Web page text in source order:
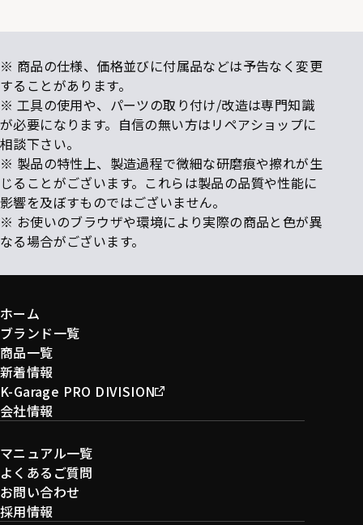
※ 商品の仕様、価格並びに付属品などは予告なく変更
することがあります。
※ 工具の使用や、パーツの取り付け/改造は専門知識
が必要になります。自信の無い方はリペアショップに
相談下さい。
※ 製品の特性上、製造過程で微細な研磨痕や擦れが生
じることがございます。これらは製品の品質や性能に
影響を及ぼすものではございません。
※ お使いのブラウザや環境により実際の商品と色が異
なる場合がございます。
ホーム
ブランド一覧
商品一覧
新着情報
K-Garage PRO DIVISION
会社情報
マニュアル一覧
よくあるご質問
お問い合わせ
採用情報